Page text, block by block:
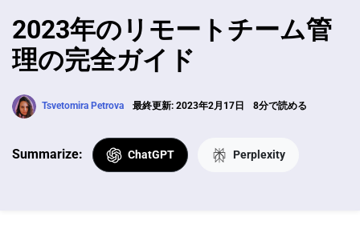
2023年のリモートチーム管
理の完全ガイド
Tsvetomira Petrova 最終更新: 2023年2月17日 8分で読める
Summarize: ChatGPT Perplexity